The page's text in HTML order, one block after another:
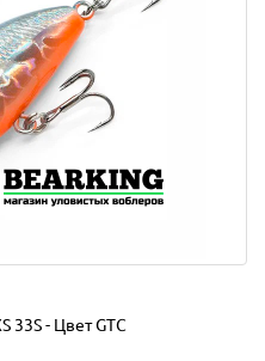
33S - Цвет GTC